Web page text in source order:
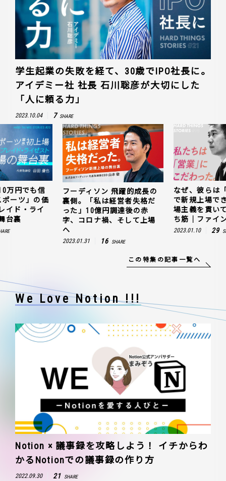
学生起業の失敗を経て、30歳でIPO社長に。
アイデミー社 社長 石川聡彦が大切にした
「人に頼る力」
2023.10.04 7 SHARE
万円でも信
ーツ」の価
イド・ライ
台裏
フーディソン 飛躍的成長の
裏側。「私は経営者失格だ
った」10億円調達後の赤
字、コロナ禍、そして上場
へ
2023.01.31 16 SHARE
なぜ、彼らは
で新規上場で
場主義を貫い
ち筋｜ファイ
2023.01.10 29
この特集の記事一覧へ
We Love Notion !!!
Notion × 議事録を攻略しよう！ イチからわ
かるNotionでの議事録の作り方
2022.09.30 21 SHARE